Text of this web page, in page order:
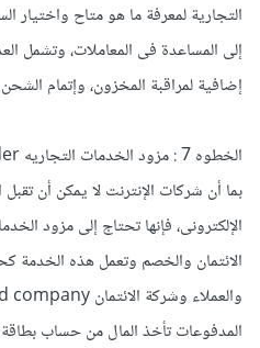
التجارية لمعرفة ما هو متاح واختيار
إلى المساعدة فى المعاملات، وتشمل
إضافية لمراقبة المخزون، وإتمام
الخطوه 7 : مزود الخدمات التجاريه Merchant services provider:ـ
بما أن شركات الإنترنت لا يمكن أن تقبل
الإلكترونى، فإنها تحتاج إلى مزود
الائتمان والخصم وتعمل هذه الخدمة
المدفوعات تأخذ المال من حساب